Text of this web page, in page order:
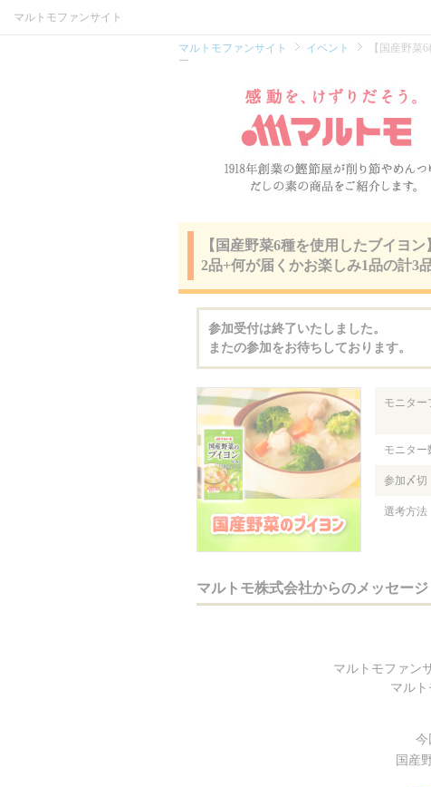
マルトモファンサイト
マルトモファンサイト イベント
【国産野
ー
【国産野菜6種を使用したブイヨ
2品+何が届くかお楽しみ1品の計3
参加受付は終了いたしました。
またの参加をお待ちしております。
モニター
モニター
参加〆切
選考方法
マルトモ株式会社からのメッセージ
マルトモファン
マル
今
国産